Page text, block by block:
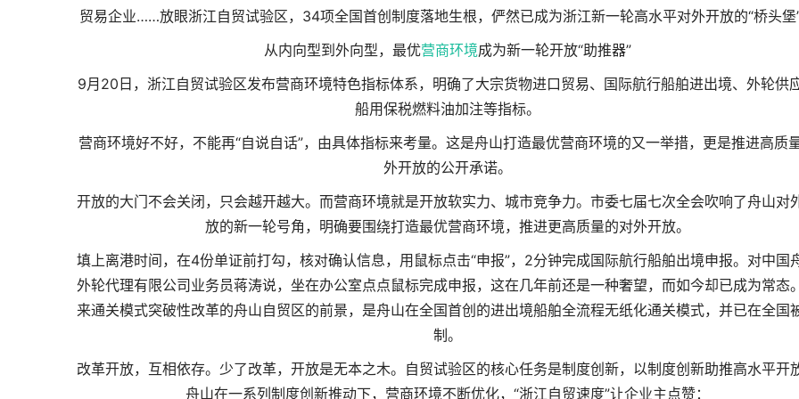
贸易企业……放眼浙江自贸试验区，34项全国首创制度落地生根，俨然已成为浙江新一轮高水平对外开放的“桥头堡”
从内向型到外向型，最优营商环境成为新一轮开放“助推器”
9月20日，浙江自贸试验区发布营商环境特色指标体系，明确了大宗货物进口贸易、国际航行船舶进出境、外轮供应
船用保税燃料油加注等指标。
营商环境好不好，不能再“自说自话”，由具体指标来考量。这是舟山打造最优营商环境的又一举措，更是推进高质
外开放的公开承诺。
开放的大门不会关闭，只会越开越大。而营商环境就是开放软实力、城市竞争力。市委七届七次全会吹响了舟山对
放的新一轮号角，明确要围绕打造最优营商环境，推进更高质量的对外开放。
填上离港时间，在4份单证前打勾，核对确认信息，用鼠标点击“申报”，2分钟完成国际航行船舶出境申报。对中国
外轮代理有限公司业务员蒋涛说，坐在办公室点点鼠标完成申报，这在几年前还是一种奢望，而如今却已成为常态
来通关模式突破性改革的舟山自贸区的前景，是舟山在全国首创的进出境船舶全流程无纸化通关模式，并已在全国
制。
改革开放，互相依存。少了改革，开放是无本之木。自贸试验区的核心任务是制度创新，以制度创新助推高水平开放
舟山在一系列制度创新推动下，营商环境不断优化，“浙江自贸速度”让企业主点赞：